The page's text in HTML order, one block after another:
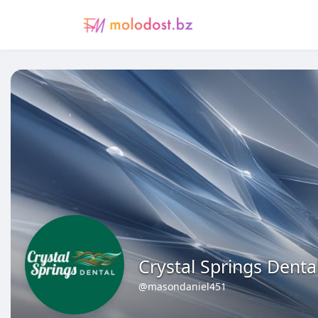
Crystal Springs
@masondaniel451